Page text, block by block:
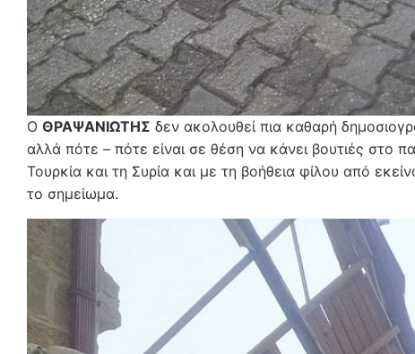
Ο ΘΡΑΨΑΝΙΩΤΗΣ δεν ακολουθεί πια καθαρή
αλλά πότε – πότε είναι σε θέση να κάνει βουτιές
Τουρκία και τη Συρία και με τη βοήθεια φίλου από
το σημείωμα.